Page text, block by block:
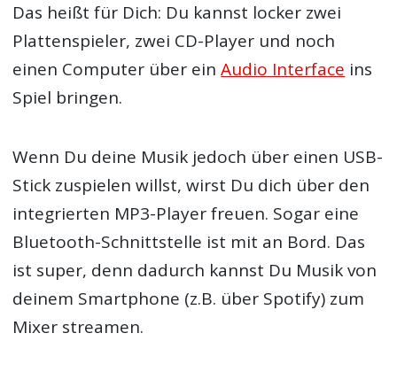
Das heißt für Dich: Du kannst locker zwei
Plattenspieler, zwei CD-Player und noch
einen Computer über einAudio Interface ins
Spiel bringen.
Wenn Du deine Musik jedoch über einen USB-
Stick zuspielen willst, wirst Du dich über den
integrierten MP3-Player freuen. Sogar eine
Bluetooth-Schnittstelle ist mit an Bord. Das
ist super, denn dadurch kannst Du Musik von
deinem Smartphone (z.B. über Spotify) zum
Mixer streamen.